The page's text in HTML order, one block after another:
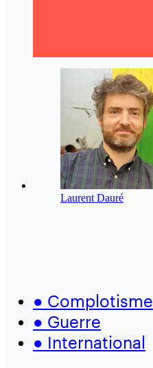
Laurent Dauré
● Complotisme
● Guerre
● International